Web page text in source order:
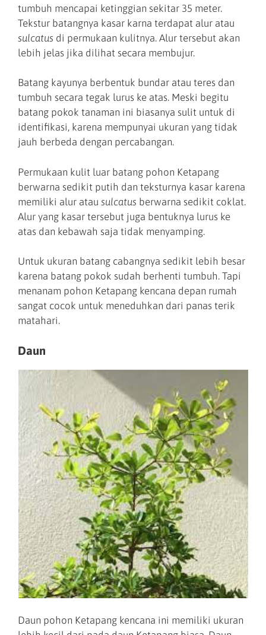
tumbuh mencapai ketinggian sekitar 35 meter.
Tekstur batangnya kasar karna terdapat alur atau
sulcatus di permukaan kulitnya. Alur tersebut akan
lebih jelas jika dilihat secara membujur.
Batang kayunya berbentuk bundar atau teres dan
tumbuh secara tegak lurus ke atas. Meski begitu
batang pokok tanaman ini biasanya sulit untuk di
identifikasi, karena mempunyai ukuran yang tidak
jauh berbeda dengan percabangan.
Permukaan kulit luar batang pohon Ketapang
berwarna sedikit putih dan teksturnya kasar karena
memiliki alur atau sulcatus berwarna sedikit coklat.
Alur yang kasar tersebut juga bentuknya lurus ke
atas dan kebawah saja tidak menyamping.
Untuk ukuran batang cabangnya sedikit lebih besar
karena batang pokok sudah berhenti tumbuh. Tapi
menanam pohon Ketapang kencana depan rumah
sangat cocok untuk meneduhkan dari panas terik
matahari.
Daun
Daun pohon Ketapang kencana ini memiliki ukuran